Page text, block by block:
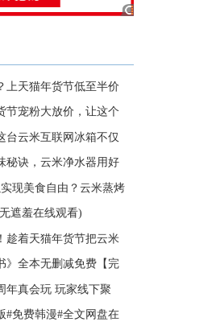
上天猫年货节低至半价
节宠粉大放价，让这个
台云米互联网冰箱不仅
秘诀，云米净水器用好
现美食自由？云米蒸烤
遮羞在线观看)
趁着天猫年货节把云米
》全本无删减免费【完
年真会玩 玩家线下聚
#免费韩漫#全文网盘在